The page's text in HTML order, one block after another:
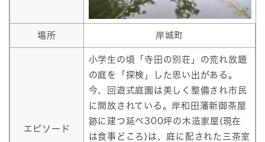
場所 岸城町
エピソード
小学生の頃「寺田の別荘」の荒れ放題
の庭を「探検」した思い出がある。
今、回遊式庭園は美しく整備され市民
に開放されている。岸和田藩新御茶屋
跡に建つ延べ300坪の木造家屋(現在
は食事どころ)は、庭に配された三茶室